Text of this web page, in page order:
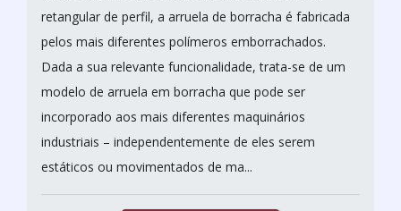
retangular de perfil, a arruela de borracha é fabricada
pelos mais diferentes polímeros emborrachados.
Dada a sua relevante funcionalidade, trata-se de um
modelo de arruela em borracha que pode ser
incorporado aos mais diferentes maquinários
industriais – independentemente de eles serem
estáticos ou movimentados de ma...